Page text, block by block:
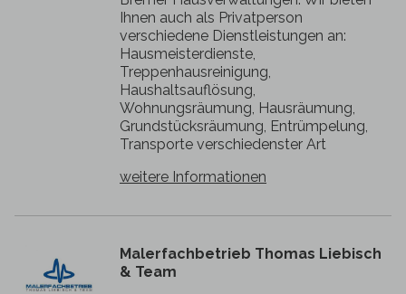
Ihnen auch als Privatperson
verschiedene Dienstleistungen an:
Hausmeisterdienste,
Treppenhausreinigung,
Haushaltsauflösung,
Wohnungsräumung, Hausräumung,
Grundstücksräumung, Entrümpelung,
Transporte verschiedenster Art
weitere Informationen
Malerfachbetrieb Thomas Liebisch
& Team